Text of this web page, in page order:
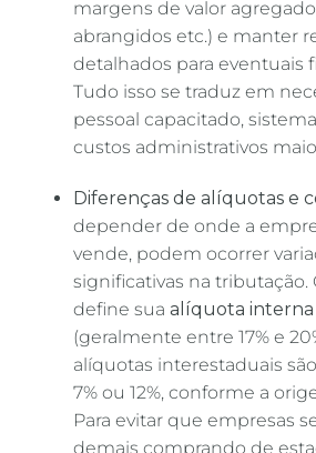
margens de valor
abrangidos etc.) e manter
detalhados para eventuais
Tudo isso se traduz em
pessoal capacitado,
custos administrativos
Diferenças de alíquotas e
depender de onde a
vende, podem ocorrer
significativas na tributação.
define sua alíquota interna
(geralmente entre 17% e
alíquotas interestaduais
7% ou 12%, conforme a
Para evitar que empresas
demais comprando de